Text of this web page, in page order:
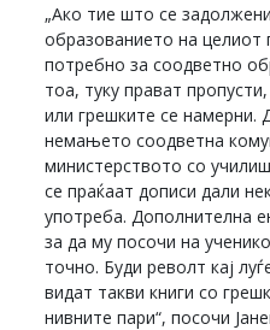
„Ако тие што се
образованието на целиот
потребно за соодветно
тоа, туку прават
или грешките се намерни.
немањето соодветна
министерството со
се праќаат дописи дали
употреба. Дополнителна
за да му посочи на
точно. Буди револт кај
видат такви книги со
нивните пари“, посочи